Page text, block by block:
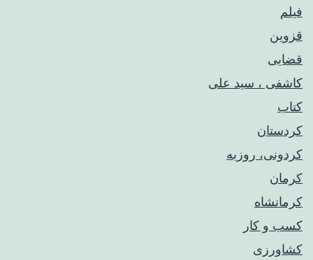
فیلم
قزوین
قضایی
کاشفی ، سید علی
کتاب
کردستان
کردونی، روزبه
کرمان
کرمانشاه
کسب و کار
کشاورزی